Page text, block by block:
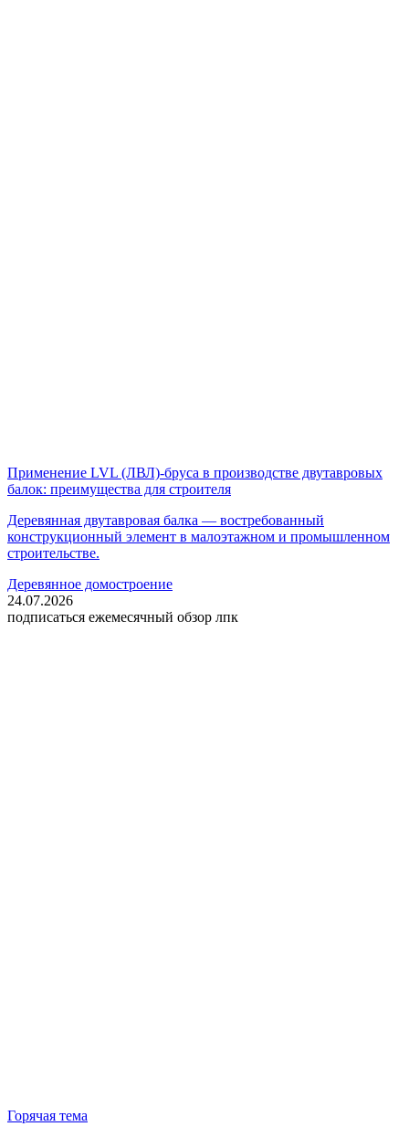
Применение LVL (ЛВЛ)-бруса в производстве двутавровых
балок: преимущества для строителя
Деревянная двутавровая балка — востребованный
конструкционный элемент в малоэтажном и промышленном
строительстве.
Деревянное домостроение
24.07.2026
подписаться ежемесячный обзор лпк
Горячая тема